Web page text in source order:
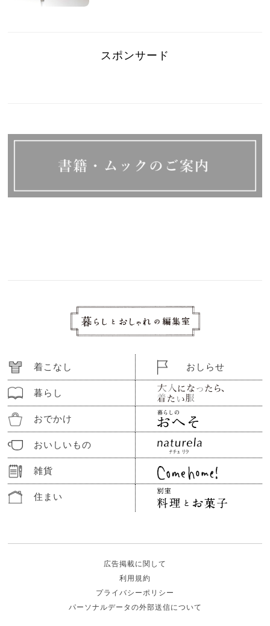
スポンサード
着こなし
暮らし
おでかけ
おいしいもの
雑貨
住まい
おしらせ
広告掲載に関して
利用規約
プライバシーポリシー
パーソナルデータの外部送信について